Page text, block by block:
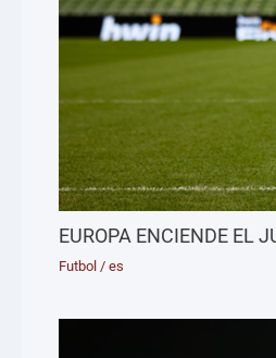
EUROPA ENCIENDE EL
Futbol /es